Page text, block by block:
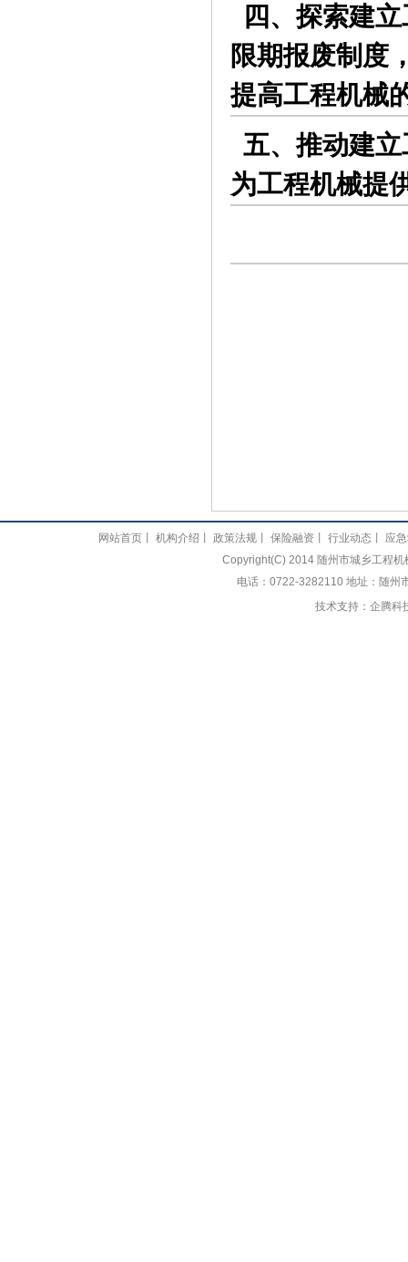
四、探索建
限期报废制度
提高工程机械
五、推动建
为工程机械提
网站首页丨 机构介绍 政策法规丨 保险融资 行业动态
应
Copyright(C) 2014 随州市城乡工程
电话：0722-3282110 地址：随州
技术支持： 企腾科